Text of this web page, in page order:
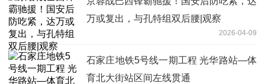
万或复出，与孔特组双后腰|观察
2026-04-09
石家庄地铁5号线一期工程 光华路站—体
育北大街站区间左线贯通